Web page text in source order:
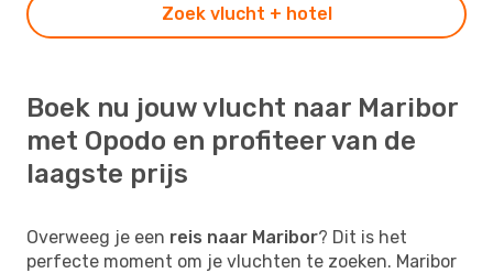
Zoek vlucht + hotel
Boek nu jouw vlucht naar Maribor
met Opodo en profiteer van de
laagste prijs
Overweeg je een reis naar Maribor? Dit is het
perfecte moment om je vluchten te zoeken. Maribor